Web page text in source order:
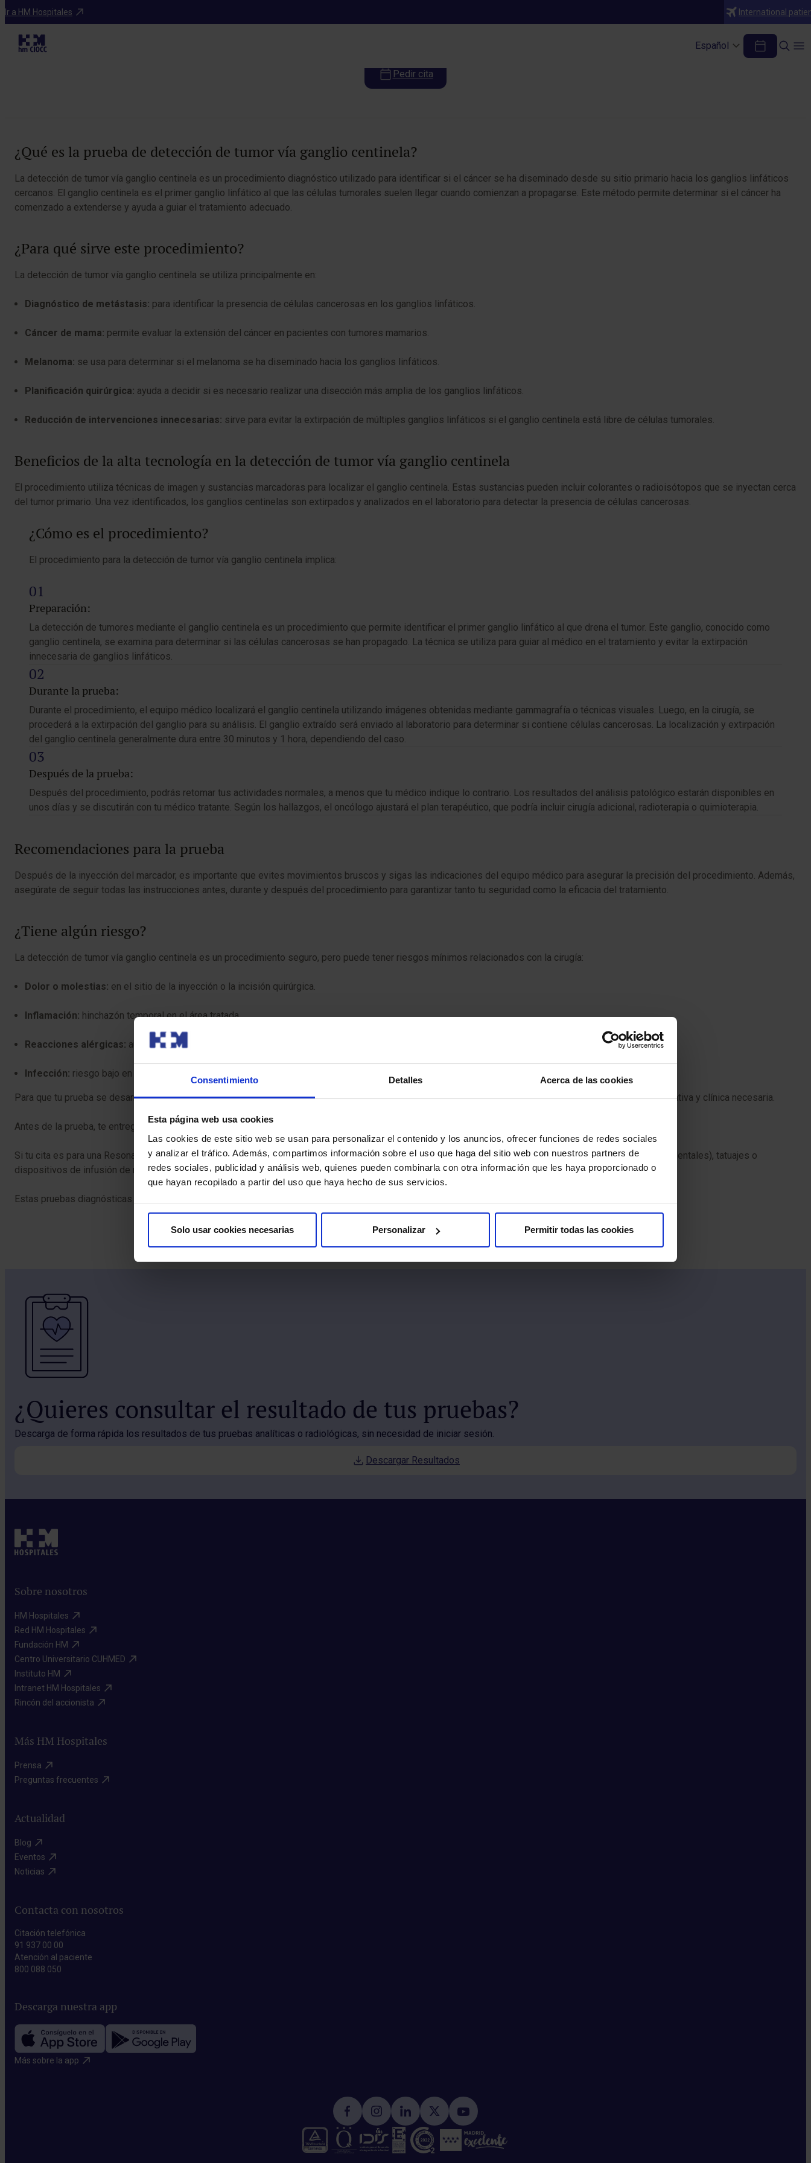
Consentimiento Detalles Acerca de las cookies
Esta página web usa cookies
Las cookies de este sitio web se usan para personalizar el contenido y los anuncios, ofrecer funciones de redes sociales
y analizar el tráfico. Además, compartimos información sobre el uso que haga del sitio web con nuestros partners de
redes sociales, publicidad y análisis web, quienes pueden combinarla con otra información que les haya proporcionado o
que hayan recopilado a partir del uso que haya hecho de sus servicios.
Solo usar cookies necesarias Personalizar Permitir todas las cookies
Ir a HM Hospitales International
Español
Pruebas diagnósticas
Detección tumor vía ganglio centinela
Pedir cita
¿Qué es la prueba de detección de tumor vía ganglio centinela?
La detección de tumor vía ganglio centinela es un procedimiento diagnóstico utilizado para identificar si el cáncer se ha diseminado desde su sitio primario hacia los ganglios linfáticos
cercanos. El ganglio centinela es el primer ganglio linfático al que las células tumorales suelen llegar cuando comienzan a propagarse. Este método permite determinar si el cáncer ha
comenzado a extenderse y ayuda a guiar el tratamiento adecuado.
¿Para qué sirve este procedimiento?
La detección de tumor vía ganglio centinela se utiliza principalmente en:
Diagnóstico de metástasis: para identificar la presencia de células cancerosas en los ganglios linfáticos.
Cáncer de mama: permite evaluar la extensión del cáncer en pacientes con tumores mamarios.
Melanoma: se usa para determinar si el melanoma se ha diseminado hacia los ganglios linfáticos.
Planificación quirúrgica: ayuda a decidir si es necesario realizar una disección más amplia de los ganglios linfáticos.
Reducción de intervenciones innecesarias: sirve para evitar la extirpación de múltiples ganglios linfáticos si el ganglio centinela está libre de células tumorales.
Beneficios de la alta tecnología en la detección de tumor vía ganglio centinela
El procedimiento utiliza técnicas de imagen y sustancias marcadoras para localizar el ganglio centinela. Estas sustancias pueden incluir colorantes o radioisótopos que se inyectan cerca
del tumor primario. Una vez identificados, los ganglios centinelas son extirpados y analizados en el laboratorio para detectar la presencia de células cancerosas.
¿Cómo es el procedimiento?
El procedimiento para la detección de tumor vía ganglio centinela implica:
Preparación:
La detección de tumores mediante el ganglio centinela es un procedimiento que permite identificar el primer ganglio linfático al que drena el tumor. Este ganglio, conocido como
ganglio centinela, se examina para determinar si las células cancerosas se han propagado. La técnica se utiliza para guiar al médico en el tratamiento y evitar la extirpación
innecesaria de ganglios linfáticos.
Durante la prueba:
Durante el procedimiento, el equipo médico localizará el ganglio centinela utilizando imágenes obtenidas mediante gammagrafía o técnicas visuales. Luego, en la cirugía, se
procederá a la extirpación del ganglio para su análisis. El ganglio extraído será enviado al laboratorio para determinar si contiene células cancerosas. La localización y extirpación
del ganglio centinela generalmente dura entre 30 minutos y 1 hora, dependiendo del caso.
Después de la prueba:
Después del procedimiento, podrás retomar tus actividades normales, a menos que tu médico indique lo contrario. Los resultados del análisis patológico estarán disponibles en
unos días y se discutirán con tu médico tratante. Según los hallazgos, el oncólogo ajustará el plan terapéutico, que podría incluir cirugía adicional, radioterapia o quimioterapia.
Recomendaciones para la prueba
Después de la inyección del marcador, es importante que evites movimientos bruscos y sigas las indicaciones del equipo médico para asegurar la precisión del procedimiento. Además,
asegúrate de seguir todas las instrucciones antes, durante y después del procedimiento para garantizar tanto tu seguridad como la eficacia del tratamiento.
¿Tiene algún riesgo?
La detección de tumor vía ganglio centinela es un procedimiento seguro, pero puede tener riesgos mínimos relacionados con la cirugía:
Dolor o molestias: en el sitio de la inyección o la incisión quirúrgica.
Inflamación: hinchazón temporal en el área tratada.
Reacciones alérgicas: aunque raras, pueden ocurrir debido al uso de colorantes o radioisótopos.
Infección: riesgo bajo en el sitio de la incisión.
Para que tu prueba se desarrolle sin contratiempos, te pedimos que llegues con antelación a la hora indicada. Así podremos realizar la preparación administrativa y clínica necesaria.
Antes de la prueba, te entregaremos el Consentimiento Informado, un documento con información importante que deberás leer y firmar.
Si tu cita es para una Resonancia Magnética (RM), es crucial que nos informes sobre la presencia de marcapasos, objetos metálicos, prótesis (incluidas las dentales), tatuajes o
dispositivos de infusión de medicamentos, como bombas de insulina.
Estas pruebas diagnósticas son muy seguras, pero como en cualquier procedimiento médico, existe una mínima posibilidad de incidencia.
¿Quieres consultar el resultado de tus pruebas?
Descarga de forma rápida los resultados de tus pruebas analíticas o radiológicas, sin necesidad de iniciar sesión.
Descargar Resultados
Sobre nosotros
HM Hospitales​
Red HM Hospitales​
Fundación HM​
Centro Universitario CUHMED​
Instituto HM​
Intranet HM Hospitales​
Rincón del accionista​
Más HM Hospitales
Prensa​
Preguntas frecuentes​
Actualidad
Blog​
Eventos​
Noticias​
Contacta con nosotros
Citación telefónica
91 937 00 00
Atención al paciente
800 088 050
Descarga nuestra app
Más sobre la app​